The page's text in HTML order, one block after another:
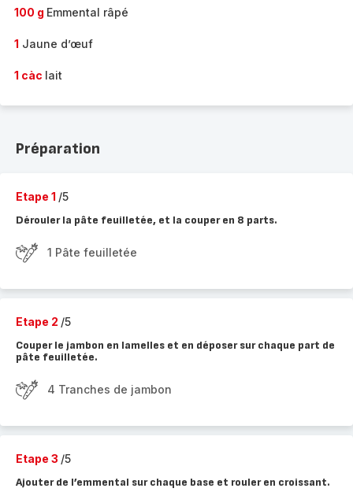
100 g Emmental râpé
1 Jaune d’œuf
1 càc lait
Préparation
Etape 1 /5
Dérouler la pâte feuilletée, et la couper en 8 parts.
1 Pâte feuilletée
Etape 2 /5
Couper le jambon en lamelles et en déposer sur chaque part de
pâte feuilletée.
4 Tranches de jambon
Etape 3 /5
Ajouter de l’emmental sur chaque base et rouler en croissant.